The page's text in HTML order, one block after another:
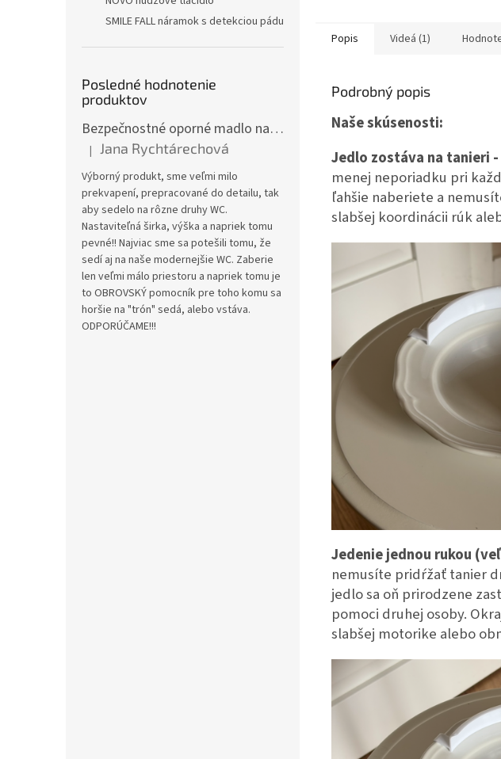
SMILE FALL náramok s detekciou pádu
Posledné hodnotenie
produktov
Bezpečnostné oporné madlo na WC JMC-C 5300KD
Hodnotenie produktu je 5 z 5 hviezdičiek.
| Jana Rychtárechová
Výborný produkt, sme veľmi milo
prekvapení, prepracované do detailu, tak
aby sedelo na rôzne druhy WC.
Nastaviteľná širka, výška a napriek tomu
pevné!! Najviac sme sa potešili tomu, že
sedí aj na naše modernejšie WC. Zaberie
len veľmi málo priestoru a napriek tomu je
to OBROVSKÝ pomocník pre toho komu sa
horšie na "trón" sedá, alebo vstáva.
ODPORÚČAME!!!
Popis Videá (1)
Podrobný popis
Naše skúsenosti:
Jedlo zostáva na tanieri -
menej neporiadku pri
ľahšie naberiete a
slabšej koordinácii rúk
Jedenie jednou rukou
nemusíte pridŕžať tanier
jedlo sa oň prirodzene
pomoci druhej osoby.
slabšej motorike alebo